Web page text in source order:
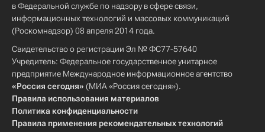
в Федеральной службе по надзору в сфере связи,
информационных технологий и массовых коммуникаций
(Роскомнадзор) 08 апреля 2014 года.
Свидетельство о регистрации Эл № ФС77-57640
Учредитель: Федеральное государственное унитарное
предприятие Международное информационное агентство
«Россия сегодня» (МИА «Россия сегодня»).
Правила использования материалов
Политика конфиденциальности
Правила применения рекомендательных технологий